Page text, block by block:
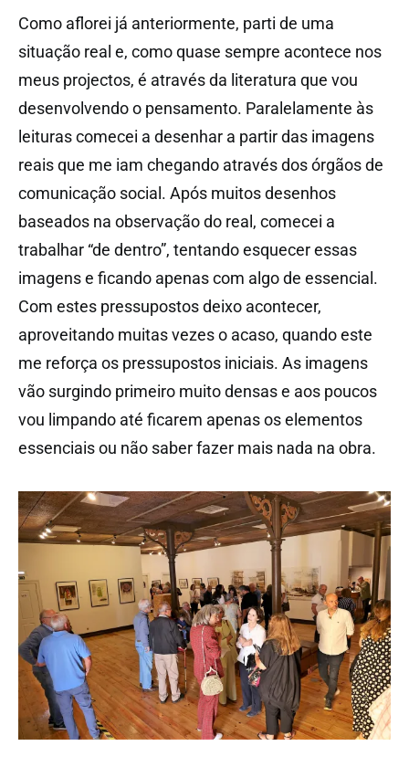
Como aflorei já anteriormente, parti de uma
situação real e, como quase sempre acontece nos
meus projectos, é através da literatura que vou
desenvolvendo o pensamento. Paralelamente às
leituras comecei a desenhar a partir das imagens
reais que me iam chegando através dos órgãos de
comunicação social. Após muitos desenhos
baseados na observação do real, comecei a
trabalhar “de dentro”, tentando esquecer essas
imagens e ficando apenas com algo de essencial.
Com estes pressupostos deixo acontecer,
aproveitando muitas vezes o acaso, quando este
me reforça os pressupostos iniciais. As imagens
vão surgindo primeiro muito densas e aos poucos
vou limpando até ficarem apenas os elementos
essenciais ou não saber fazer mais nada na obra.